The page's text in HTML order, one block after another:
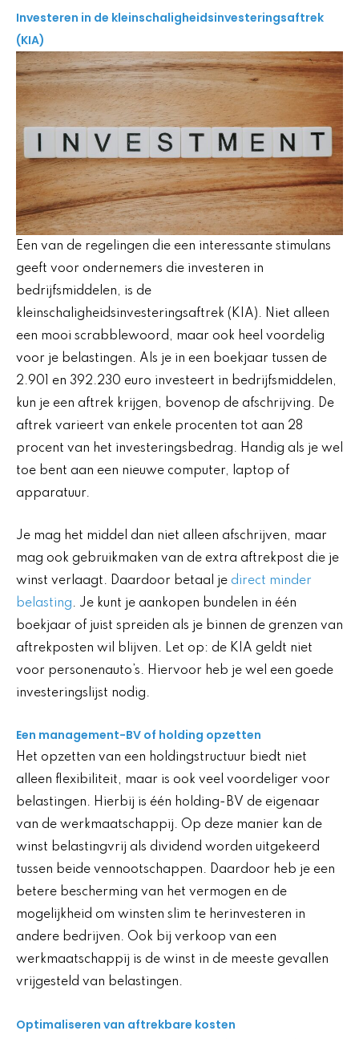
Investeren in de kleinschaligheidsinvesteringsaftrek
(KIA)
Een van de regelingen die een interessante stimulans
geeft voor ondernemers die investeren in
bedrijfsmiddelen, is de
kleinschaligheidsinvesteringsaftrek (KIA). Niet alleen
een mooi scrabblewoord, maar ook heel voordelig
voor je belastingen. Als je in een boekjaar tussen de
2.901 en 392.230 euro investeert in bedrijfsmiddelen,
kun je een aftrek krijgen, bovenop de afschrijving. De
aftrek varieert van enkele procenten tot aan 28
procent van het investeringsbedrag. Handig als je wel
toe bent aan een nieuwe computer, laptop of
apparatuur.
Je mag het middel dan niet alleen afschrijven, maar
mag ook gebruikmaken van de extra aftrekpost die je
winst verlaagt. Daardoor betaal je direct minder
belasting. Je kunt je aankopen bundelen in één
boekjaar of juist spreiden als je binnen de grenzen van
aftrekposten wil blijven. Let op: de KIA geldt niet
voor personenauto’s. Hiervoor heb je wel een goede
investeringslijst nodig.
Een management-BV of holding opzetten
Het opzetten van een holdingstructuur biedt niet
alleen flexibiliteit, maar is ook veel voordeliger voor
belastingen. Hierbij is één holding-BV de eigenaar
van de werkmaatschappij. Op deze manier kan de
winst belastingvrij als dividend worden uitgekeerd
tussen beide vennootschappen. Daardoor heb je een
betere bescherming van het vermogen en de
mogelijkheid om winsten slim te herinvesteren in
andere bedrijven. Ook bij verkoop van een
werkmaatschappij is de winst in de meeste gevallen
vrijgesteld van belastingen.
Optimaliseren van aftrekbare kosten